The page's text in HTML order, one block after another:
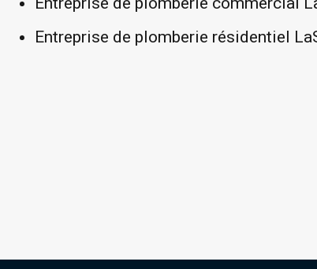
Entreprise de plomberie résidentiel